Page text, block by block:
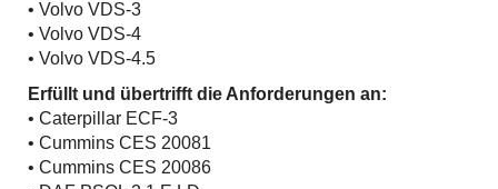
• Volvo VDS-3
• Volvo VDS-4
• Volvo VDS-4.5
Erfüllt und übertrifft die Anforderungen an:
• Caterpillar ECF-3
• Cummins CES 20081
• Cummins CES 20086